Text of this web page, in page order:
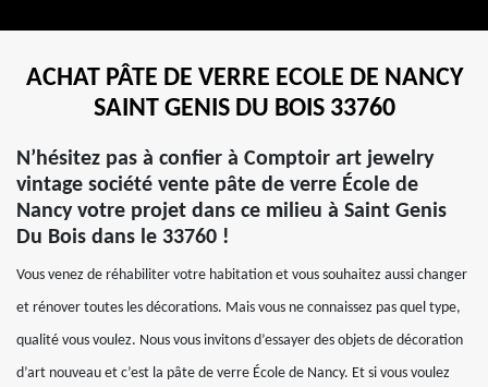
ACHAT PÂTE DE VERRE ECOLE DE NANCY
SAINT GENIS DU BOIS 33760
N’hésitez pas à confier à Comptoir art jewelry
vintage société vente pâte de verre École de
Nancy votre projet dans ce milieu à Saint Genis
Du Bois dans le 33760 !
Vous venez de réhabiliter votre habitation et vous souhaitez aussi changer
et rénover toutes les décorations. Mais vous ne connaissez pas quel type,
qualité vous voulez. Nous vous invitons d’essayer des objets de décoration
d’art nouveau et c’est la pâte de verre École de Nancy. Et si vous voulez